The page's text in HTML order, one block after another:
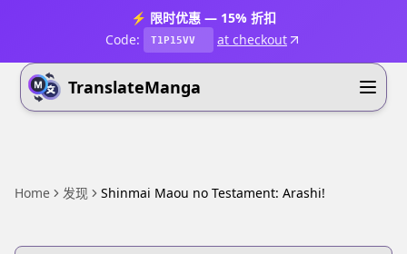
⚡ 限时优惠 — 15% 折扣
Code:
T1P15VV at checkout
TranslateManga
Home 发现 Shinmai Maou no Testament: Arashi!